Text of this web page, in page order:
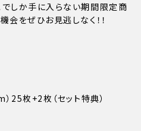
でしか手に入らない期間限定商
会をぜひお見逃しなく！！
枚+2枚（セット特典）